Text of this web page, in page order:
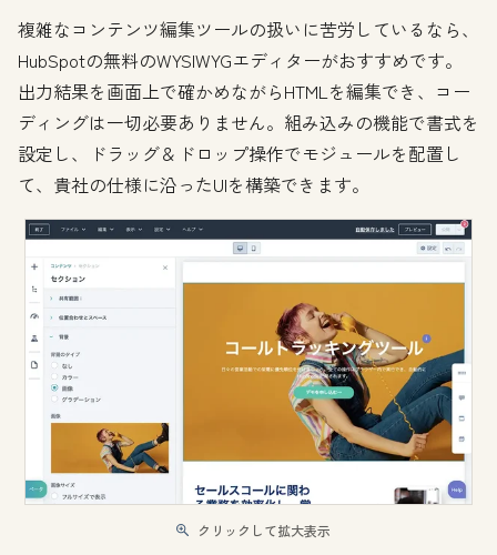
複雑なコンテンツ編集ツールの扱いに苦労しているなら、
HubSpotの無料のWYSIWYGエディターがおすすめです。
出力結果を画面上で確かめながらHTMLを編集でき、コー
ディングは一切必要ありません。組み込みの機能で書式を
設定し、ドラッグ＆ドロップ操作でモジュールを配置し
て、貴社の仕様に沿ったUIを構築できます。
クリックして拡大表示